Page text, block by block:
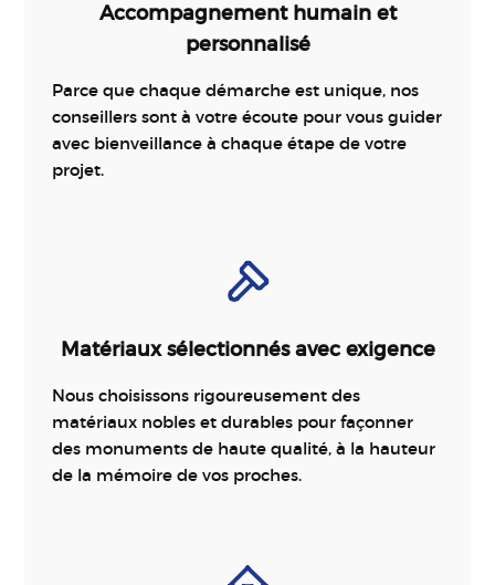
Accompagnement humain et
personnalisé
Parce que chaque démarche est unique, nos
conseillers sont à votre écoute pour vous guider
avec bienveillance à chaque étape de votre
projet.
Matériaux sélectionnés avec exigence
Nous choisissons rigoureusement des
matériaux nobles et durables pour façonner
des monuments de haute qualité, à la hauteur
de la mémoire de vos proches.